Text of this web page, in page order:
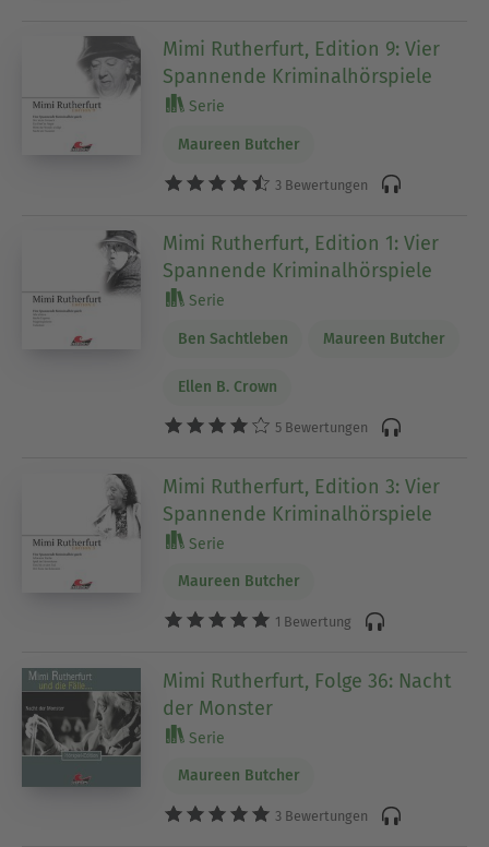
Mimi Rutherfurt, Edition 9: Vier
Spannende Kriminalhörspiele
Serie
Maureen Butcher
3 Bewertungen
Mimi Rutherfurt, Edition 1: Vier
Spannende Kriminalhörspiele
Serie
Ben Sachtleben Maureen Butcher
Ellen B. Crown
5 Bewertungen
Mimi Rutherfurt, Edition 3: Vier
Spannende Kriminalhörspiele
Serie
Maureen Butcher
1 Bewertung
Mimi Rutherfurt, Folge 36: Nacht
der Monster
Serie
Maureen Butcher
3 Bewertungen